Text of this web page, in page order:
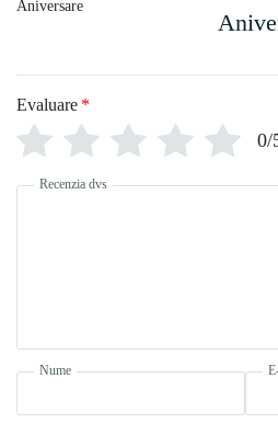
Evaluare *
0/
Recenzia dvs
Nume